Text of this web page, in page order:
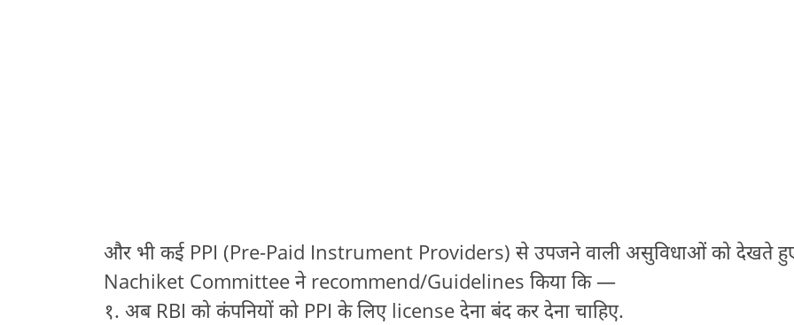
और भी कई PPI (Pre-Paid Instrument Providers) से उपजने वाली असुविधाओं को देखते
Nachiket Committee ने recommend/Guidelines किया कि —
१. अब RBI को कंपनियों को PPI के लिए license देना बंद कर देना चाहिए.